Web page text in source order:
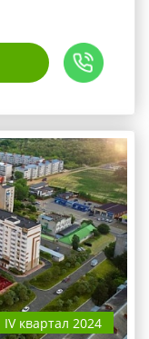
IV квартал 2024